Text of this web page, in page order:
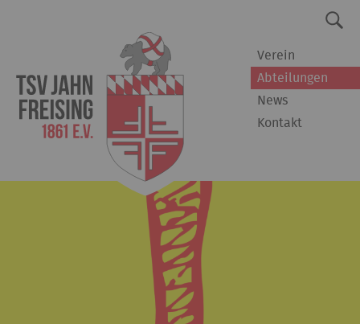
Verein
Abteilungen
News
Kontakt